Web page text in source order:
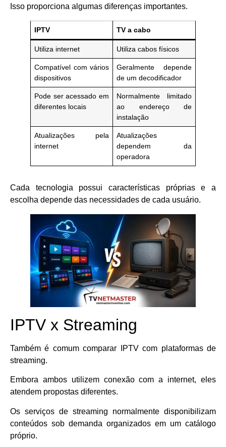
Isso proporciona algumas diferenças importantes.
IPTV TV a cabo
Utiliza internet Utiliza cabos físicos
Compatível com vários
dispositivos
Geralmente depende
de um decodificador
Pode ser acessado em
diferentes locais
Normalmente limitado
ao endereço de
instalação
Atualizações pela
internet
Atualizações
dependem da
operadora
Cada tecnologia possui características próprias e a
escolha depende das necessidades de cada usuário.
IPTV x Streaming
Também é comum comparar IPTV com plataformas de
streaming.
Embora ambos utilizem conexão com a internet, eles
atendem propostas diferentes.
Os serviços de streaming normalmente disponibilizam
conteúdos sob demanda organizados em um catálogo
próprio.